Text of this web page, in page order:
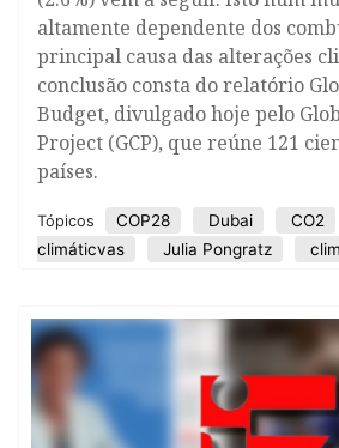
altamente dependente dos
principal causa das alterações
conclusão consta do relatório
Budget, divulgado hoje pelo
Project (GCP), que reúne 121
países.
Tópicos COP28 Dubai CO2
climáticvas
Julia Pongratz